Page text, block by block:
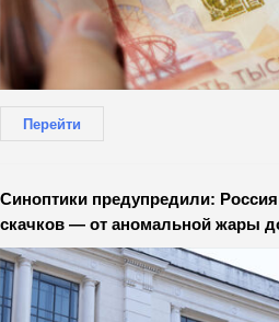
Перейти
Синоптики предупредили:
скачков — от аномальной жары